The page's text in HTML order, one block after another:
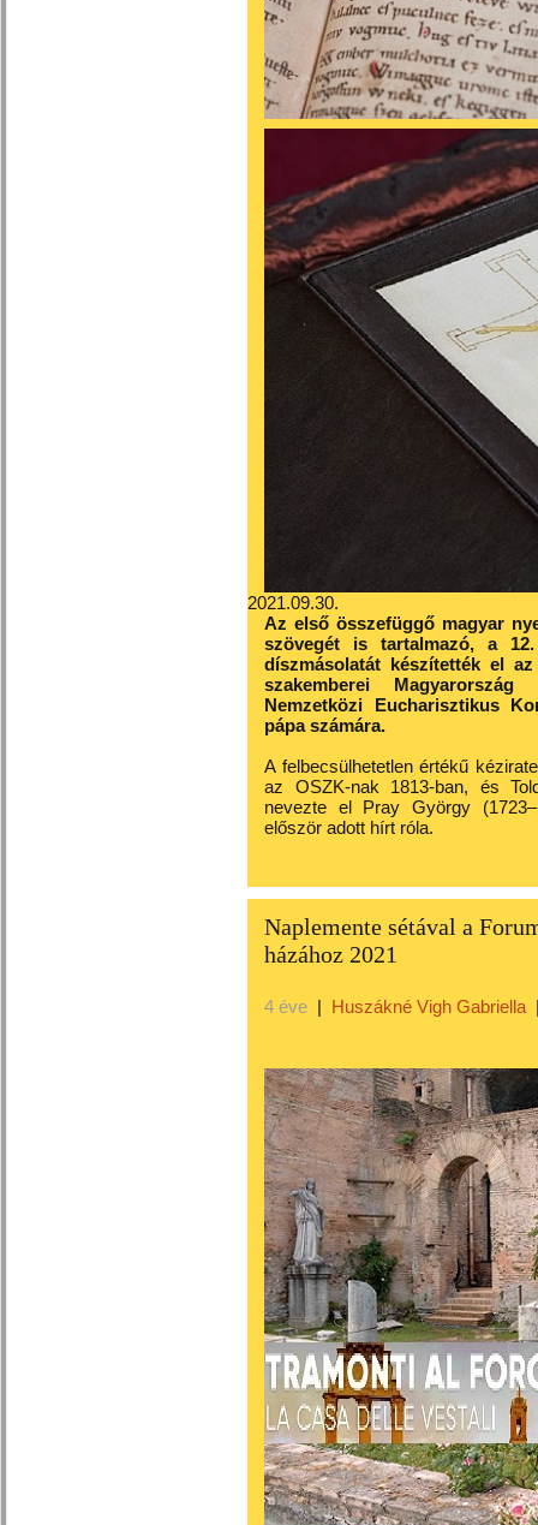
2021.09.30.
Az első összefüggő magyar
szövegét is tartalmazó, a
díszmásolatát készítették el
szakemberei
Nemzetközi Eucharisztikus
pápa számára.
A felbecsülhetetlen értékű
az OSZK-nak 1813-ban, és
nevezte el Pray György
először adott hírt róla.
Naplemente sétával a
házához 2021
4 éve | Huszákné Vigh Gabriella